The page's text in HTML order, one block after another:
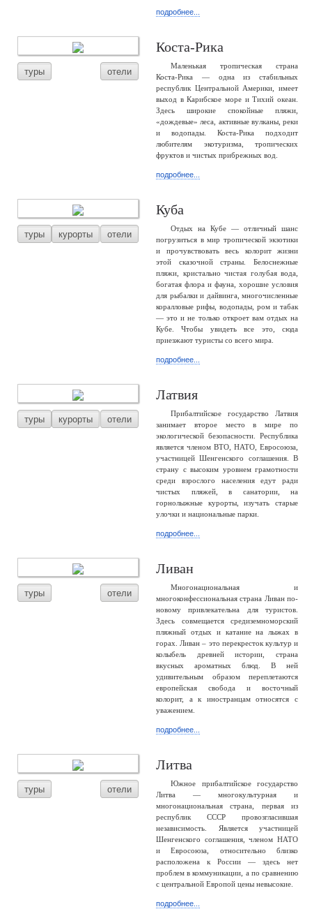
подробнее...
туры отели
Коста-Рика
Маленькая тропическая страна
Коста-Рика — одна из стабильных
республик Центральной Америки, имеет
выход в Карибское море и Тихий океан.
Здесь широкие спокойные пляжи,
«дождевые» леса, активные вулканы, реки
и водопады. Коста-Рика подходит
любителям экотуризма, тропических
фруктов и чистых прибрежных вод.
подробнее...
туры курорты отели
Куба
Отдых на Кубе — отличный шанс
погрузиться в мир тропической экзотики
и прочувствовать весь колорит жизни
этой сказочной страны. Белоснежные
пляжи, кристально чистая голубая вода,
богатая флора и фауна, хорошие условия
для рыбалки и дайвинга, многочисленные
коралловые рифы, водопады, ром и табак
— это и не только откроет вам отдых на
Кубе. Чтобы увидеть все это, сюда
приезжают туристы со всего мира.
подробнее...
туры курорты отели
Латвия
Прибалтийское государство Латвия
занимает второе место в мире по
экологической безопасности. Республика
является членом ВТО, НАТО, Евросоюза,
участницей Шенгенского соглашения. В
страну с высоким уровнем грамотности
среди взрослого населения едут ради
чистых пляжей, в санатории, на
горнолыжные курорты, изучать старые
улочки и национальные парки.
подробнее...
туры отели
Ливан
Многонациональная и
многоконфессиональная страна Ливан по-
новому привлекательна для туристов.
Здесь совмещается средиземноморский
пляжный отдых и катание на лыжах в
горах. Ливан – это перекресток культур и
колыбель древней истории, страна
вкусных ароматных блюд. В ней
удивительным образом переплетаются
европейская свобода и восточный
колорит, а к иностранцам относятся с
уважением.
подробнее...
туры отели
Литва
Южное прибалтийское государство
Литва — многокультурная и
многонациональная страна, первая из
республик СССР провозгласившая
независимость. Является участницей
Шенгенского соглашения, членом НАТО
и Евросоюза, относительно близко
расположена к России — здесь нет
проблем в коммуникации, а по сравнению
с центральной Европой цены невысокие.
подробнее...